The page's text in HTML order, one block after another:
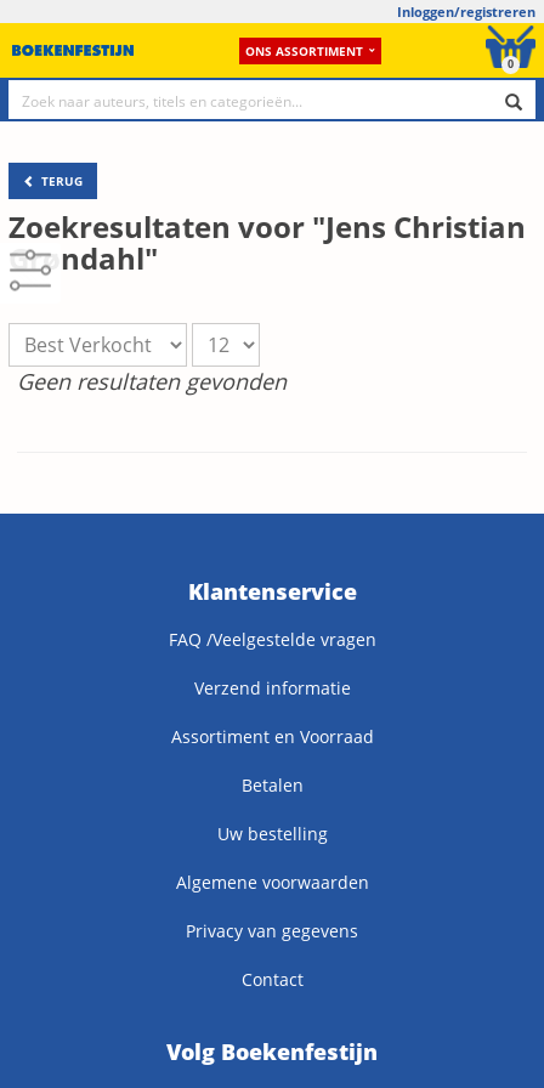
Inloggen/registreren
ONS ASSORTIMENT
0
TERUG
Zoekresultaten voor "Jens Christian
Grøndahl"
Geen resultaten gevonden
Klantenservice
FAQ /Veelgestelde vragen
Verzend informatie
Assortiment en Voorraad
Betalen
Uw bestelling
Algemene voorwaarden
Privacy van gegevens
Contact
Volg Boekenfestijn